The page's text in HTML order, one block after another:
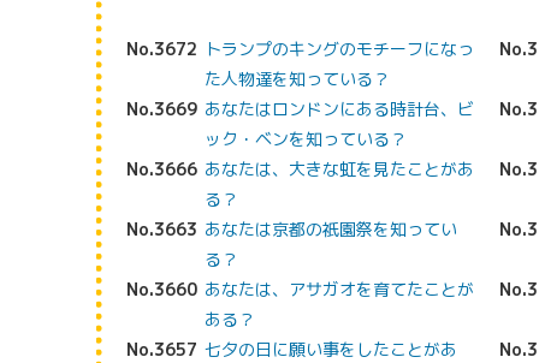
No.3672 トランプのキングのモチーフになっ
た人物達を知っている？
No.3669 あなたはロンドンにある時計台、ビ
ック・ベンを知っている？
No.3666 あなたは、大きな虹を見たことがあ
る？
No.3663 あなたは京都の祇園祭を知ってい
る？
No.3660 あなたは、アサガオを育てたことが
ある？
No.3657 七夕の日に願い事をしたことがあ